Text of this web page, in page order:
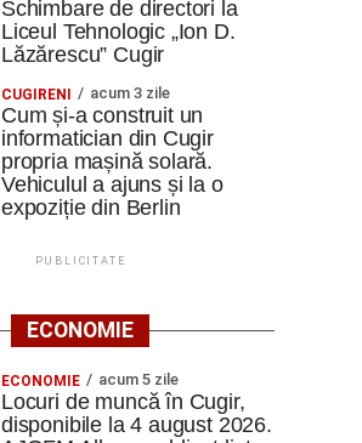
Schimbare de directori la
Liceul Tehnologic „Ion D.
Lăzărescu” Cugir
CUGIRENI acum 3 zile
Cum și-a construit un
informatician din Cugir
propria mașină solară.
Vehiculul a ajuns și la o
expoziție din Berlin
PUBLICITATE
ECONOMIE
ECONOMIE acum 5 zile
Locuri de muncă în Cugir,
disponibile la 4 august 2026.